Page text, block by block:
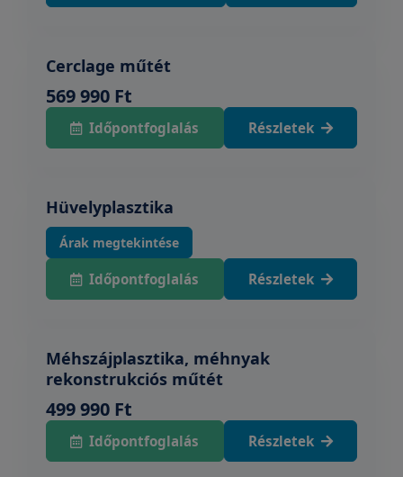
Cerclage műtét
569 990 Ft
Időpontfoglalás Részletek
Hüvelyplasztika
Árak megtekintése
Időpontfoglalás Részletek
Méhszájplasztika, méhnyak
rekonstrukciós műtét
499 990 Ft
Időpontfoglalás Részletek